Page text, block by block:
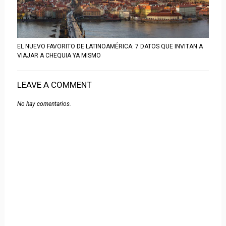
EL NUEVO FAVORITO DE LATINOAMÉRICA: 7 DATOS QUE INVITAN A
VIAJAR A CHEQUIA YA MISMO
LEAVE A COMMENT
No hay comentarios.